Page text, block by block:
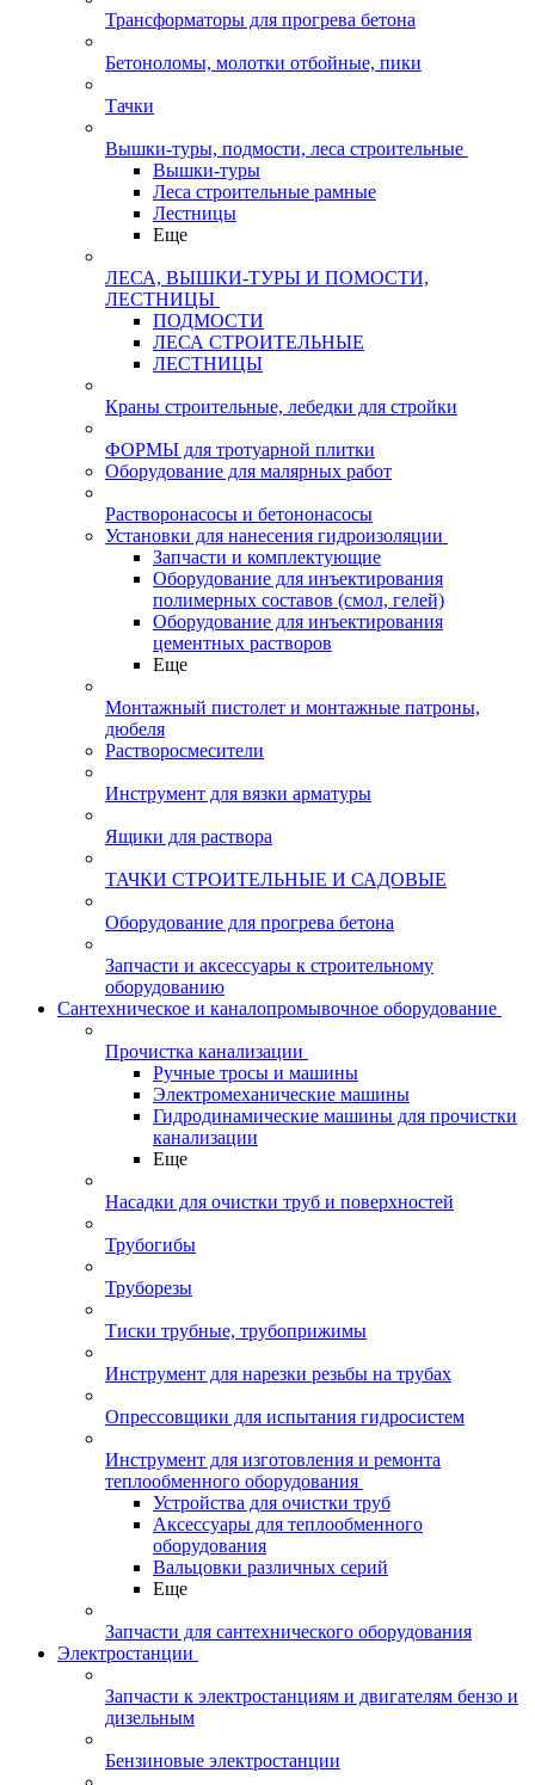
Трансформаторы для прогрева бетона
Бетоноломы, молотки отбойные, пики
Тачки
Вышки-туры, подмости, леса строительные
Вышки-туры
Леса строительные рамные
Лестницы
Еще
ЛЕСА, ВЫШКИ-ТУРЫ И ПОМОСТИ,
ЛЕСТНИЦЫ
ПОДМОСТИ
ЛЕСА СТРОИТЕЛЬНЫЕ
ЛЕСТНИЦЫ
Краны строительные, лебедки для стройки
ФОРМЫ для тротуарной плитки
Оборудование для малярных работ
Растворонасосы и бетононасосы
Установки для нанесения гидроизоляции
Запчасти и комплектующие
Оборудование для инъектирования
полимерных составов (смол, гелей)
Оборудование для инъектирования
цементных растворов
Еще
Монтажный пистолет и монтажные патроны,
дюбеля
Растворосмесители
Инструмент для вязки арматуры
Ящики для раствора
ТАЧКИ СТРОИТЕЛЬНЫЕ И САДОВЫЕ
Оборудование для прогрева бетона
Запчасти и аксессуары к строительному
оборудованию
Сантехническое и каналопромывочное оборудование
Прочистка канализации
Ручные тросы и машины
Электромеханические машины
Гидродинамические машины для прочистки
канализации
Еще
Насадки для очистки труб и поверхностей
Трубогибы
Труборезы
Тиски трубные, трубоприжимы
Инструмент для нарезки резьбы на трубах
Опрессовщики для испытания гидросистем
Инструмент для изготовления и ремонта
теплообменного оборудования
Устройства для очистки труб
Аксессуары для теплообменного
оборудования
Вальцовки различных серий
Еще
Запчасти для сантехнического оборудования
Электростанции
Запчасти к электростанциям и двигателям бензо и
дизельным
Бензиновые электростанции